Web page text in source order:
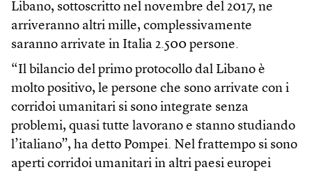
Libano, sottoscritto nel novembre del 2017, ne
arriveranno altri mille, complessivamente
saranno arrivate in Italia 2.500 persone.
“Il bilancio del primo protocollo dal Libano è
molto positivo, le persone che sono arrivate con i
corridoi umanitari si sono integrate senza
problemi, quasi tutte lavorano e stanno studiando
l’italiano”, ha detto Pompei. Nel frattempo si sono
aperti corridoi umanitari in altri paesi europei